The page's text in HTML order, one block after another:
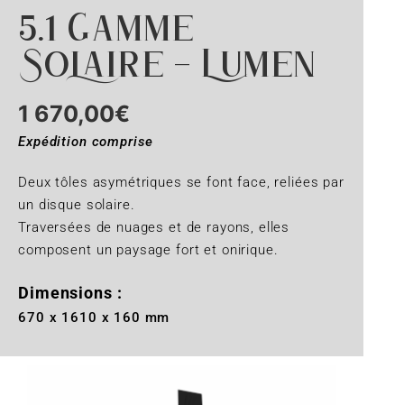
5.1 Gamme
Solaire – Lumen
1 670,00€
Expédition comprise
Deux tôles asymétriques se font face, reliées par
un disque solaire.
Traversées de nuages et de rayons, elles
composent un paysage fort et onirique.
Dimensions :
670 x 1610 x 160 mm